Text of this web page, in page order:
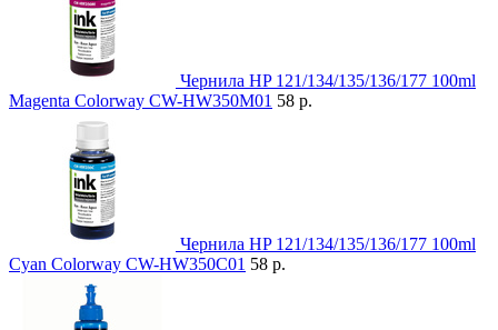
Чернила HP 121/134/135/136/177 100ml
Magenta Colorway CW-HW350M01 58 р.
Чернила HP 121/134/135/136/177 100ml
Cyan Colorway CW-HW350C01 58 р.